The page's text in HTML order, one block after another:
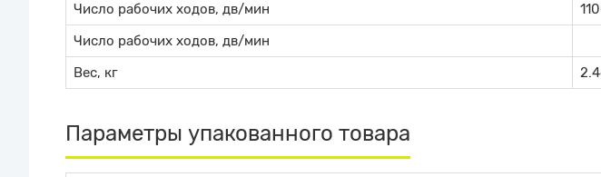
Число рабочих ходов, дв/мин
Число рабочих ходов, дв/мин
Вес, кг
Параметры упакованного товара